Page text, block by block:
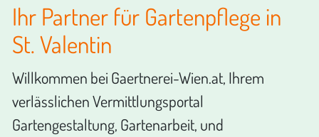
Ihr Partner für Gartenpflege in
St. Valentin
Willkommen bei Gaertnerei-Wien.at, Ihrem
verlässlichen Vermittlungsportal
Gartengestaltung, Gartenarbeit, und